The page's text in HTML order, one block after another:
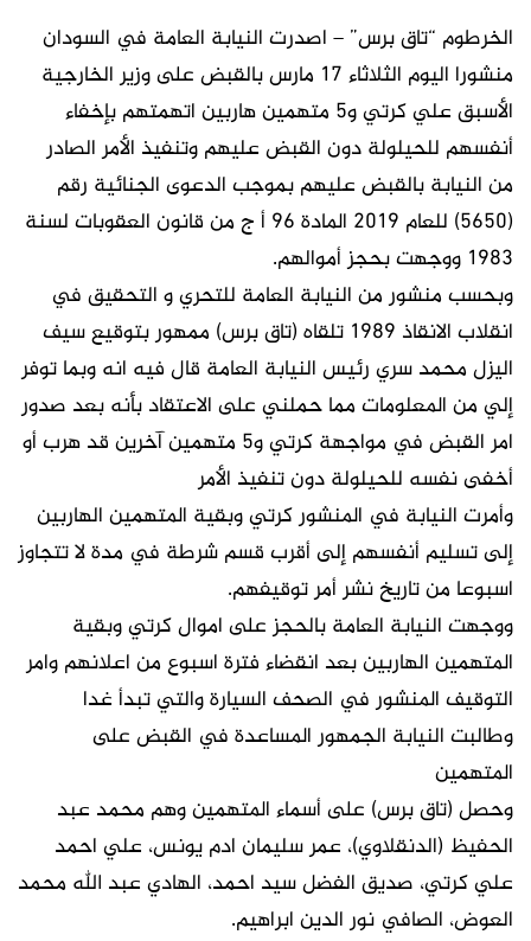
الخرطوم “تاق برس” – اصدرت النيابة العامة في السودان
منشورا اليوم الثلاثاء ١٧ مارس بالقبض على وزير الخارجية
الأسبق علي كرتي و٥ متهمين هاربين اتهمتهم بإخفاء
أنفسهم للحيلولة دون القبض عليهم وتنفيذ الأمر الصادر
من النيابة بالقبض عليهم بموجب الدعوى الجنائية رقم
(5650) للعام ٢٠١٩ المادة ٩٦ أ ج من قانون العقوبات لسنة
١٩٨٣ ووجهت بحجز أموالهم.
وبحسب منشور من النيابة العامة للتحري و التحقيق في
انقلاب الانقاذ ١٩٨٩ تلقاه (تاق برس) ممهور بتوقيع سيف
اليزل محمد سري رئيس النيابة العامة قال فيه انه وبما توفر
إلي من المعلومات مما حملني على الاعتقاد بأنه بعد صدور
امر القبض في مواجهة كرتي و٥ متهمين آخرين قد هرب أو
أخفى نفسه للحيلولة دون تنفيذ الأمر
وأمرت النيابة في المنشور كرتي وبقية المتهمين الهاربين
إلى تسليم أنفسهم إلى أقرب قسم شرطة في مدة لا تتجاوز
اسبوعا من تاريخ نشر أمر توقيفهم.
ووجهت النيابة العامة بالحجز على اموال كرتي وبقية
المتهمين الهاربين بعد انقضاء فترة اسبوع من اعلانهم وامر
التوقيف المنشور في الصحف السيارة والتي تبدأ غدا
وطالبت النيابة الجمهور المساعدة في القبض على
المتهمين
وحصل (تاق برس) على أسماء المتهمين وهم محمد عبد
الحفيظ (الدنقلاوي)، عمر سليمان ادم يونس، علي احمد
علي كرتي، صديق الفضل سيد احمد، الهادي عبد الله محمد
العوض، الصافي نور الدين ابراهيم.